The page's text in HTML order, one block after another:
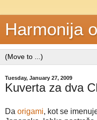
Harmonija
Tuesday, January 27, 2009
Kuverta za dva
Da origami, kot se